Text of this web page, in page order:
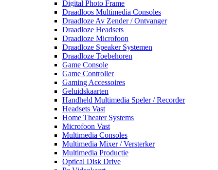
Digital Photo Frame
Draadloos Multimedia Consoles
Draadloze Av Zender / Ontvanger
Draadloze Headsets
Draadloze Microfoon
Draadloze Speaker Systemen
Draadloze Toebehoren
Game Console
Game Controller
Gaming Accessoires
Geluidskaarten
Handheld Multimedia Speler / Recorder
Headsets Vast
Home Theater Systems
Microfoon Vast
Multimedia Consoles
Multimedia Mixer / Versterker
Multimedia Productie
Optical Disk Drive